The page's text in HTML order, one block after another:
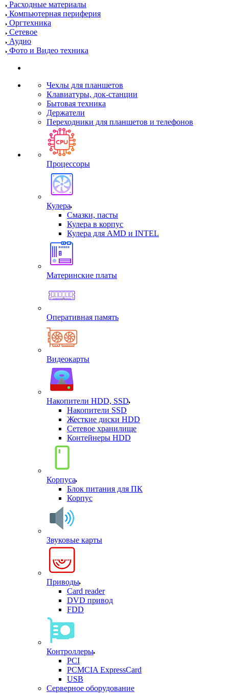
Расходные материалы
Компьютерная периферия
Оргтехника
Сетевое
Аудио
Фото и Видео техника
Чехлы для планшетов
Клавиатуры, док-станции
Бытовая техника
Держатели
Переходники для планшетов и телефонов
Процессоры
Кулера
Смазки, пасты
Кулера в корпус
Кулера для AMD и INTEL
Материнские платы
Оперативная память
Видеокарты
Накопители HDD, SSD
Накопители SSD
Жесткие диски HDD
Сетевое хранилище
Контейнеры HDD
Корпуса
Блок питания для ПК
Корпус
Звуковые карты
Приводы
Card reader
DVD привод
FDD
Контроллеры
PCI
PCMCIA ExpressCard
USB
Cерверное оборудование